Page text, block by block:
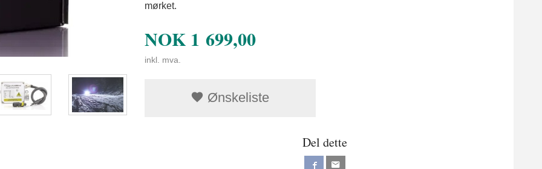
mørket.
NOK 1 699,00
inkl. mva.
Ønskeliste
Del dette